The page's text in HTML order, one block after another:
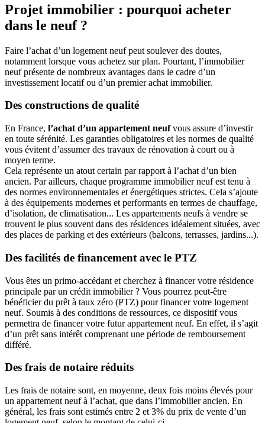
Projet immobilier : pourquoi acheter
dans le neuf ?
Faire l’achat d’un logement neuf peut soulever des doutes,
notamment lorsque vous achetez sur plan. Pourtant, l’immobilier
neuf présente de nombreux avantages dans le cadre d’un
investissement locatif ou d’un premier achat immobilier.
Des constructions de qualité
En France, l’achat d’un appartement neufvous assure d’investir
en toute sérénité. Les garanties obligatoires et les normes de qualité
vous évitent d’assumer des travaux de rénovation à court ou à
moyen terme.
Cela représente un atout certain par rapport à l’achat d’un bien
ancien. Par ailleurs, chaque programme immobilier neuf est tenu à
des normes environnementales et énergétiques strictes. Cela s’ajoute
à des équipements modernes et performants en termes de chauffage,
d’isolation, de climatisation... Les appartements neufs à vendre se
trouvent le plus souvent dans des résidences idéalement situées, avec
des places de parking et des extérieurs (balcons, terrasses, jardins...).
Des facilités de financement avec le PTZ
Vous êtes un primo-accédant et cherchez à financer votre résidence
principale par un crédit immobilier ? Vous pourrez peut-être
bénéficier du prêt à taux zéro (PTZ) pour financer votre logement
neuf. Soumis à des conditions de ressources, ce dispositif vous
permettra de financer votre futur appartement neuf. En effet, il s’agit
d’un prêt sans intérêt comprenant une période de remboursement
différé.
Des frais de notaire réduits
Les frais de notaire sont, en moyenne, deux fois moins élevés pour
un appartement neuf à l’achat, que dans l’immobilier ancien. En
général, les frais sont estimés entre 2 et 3% du prix de vente d’un